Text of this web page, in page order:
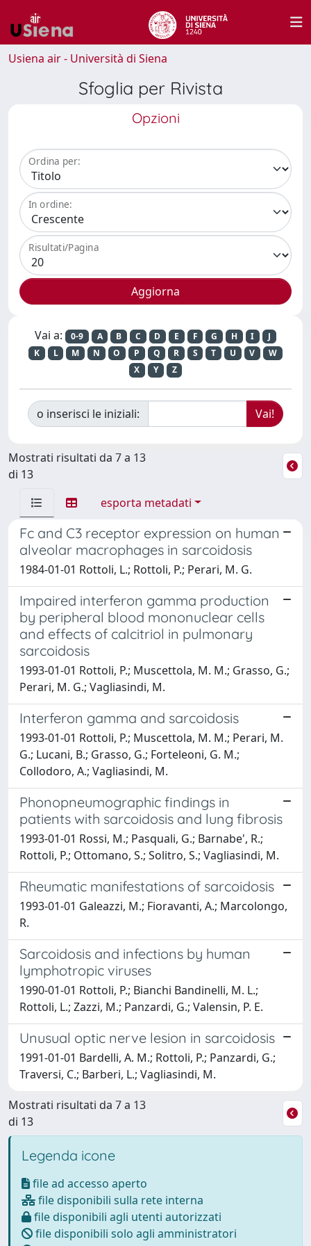
Usiena air - Università di Siena
Sfoglia per Rivista
Opzioni
Ordina per:
In ordine:
Risultati/Pagina
Vai a: 0-9 A B C D E F G H I
J
K
L M N O P Q R S T U V
W
X
Y Z
o inserisci le iniziali:
Mostrati risultati da 7 a 13
di 13
esporta metadati
Fc and C3 receptor expression on human
alveolar macrophages in sarcoidosis
1984-01-01 Rottoli, L.; Rottoli, P.; Perari, M. G.
Impaired interferon gamma production
by peripheral blood mononuclear cells
and effects of calcitriol in pulmonary
sarcoidosis
1993-01-01 Rottoli, P.; Muscettola, M. M.; Grasso, G.;
Perari, M. G.; Vagliasindi, M.
Interferon gamma and sarcoidosis
1993-01-01 Rottoli, P.; Muscettola, M. M.; Perari, M.
G.; Lucani, B.; Grasso, G.; Forteleoni, G. M.;
Collodoro, A.; Vagliasindi, M.
Phonopneumographic findings in
patients with sarcoidosis and lung fibrosis
1993-01-01 Rossi, M.; Pasquali, G.; Barnabe', R.;
Rottoli, P.; Ottomano, S.; Solitro, S.; Vagliasindi, M.
Rheumatic manifestations of sarcoidosis
1993-01-01 Galeazzi, M.; Fioravanti, A.; Marcolongo,
R.
Sarcoidosis and infections by human
lymphotropic viruses
1990-01-01 Rottoli, P.; Bianchi Bandinelli, M. L.;
Rottoli, L.; Zazzi, M.; Panzardi, G.; Valensin, P. E.
Unusual optic nerve lesion in sarcoidosis
1991-01-01 Bardelli, A. M.; Rottoli, P.; Panzardi, G.;
Traversi, C.; Barberi, L.; Vagliasindi, M.
Mostrati risultati da 7 a 13
di 13
Legenda icone
file ad accesso aperto
file disponibili sulla rete interna
file disponibili agli utenti autorizzati
file disponibili solo agli amministratori